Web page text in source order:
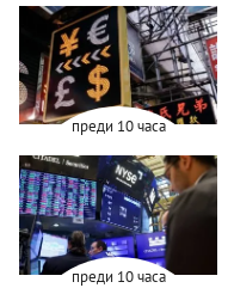
преди 10 часа
преди 10 часа